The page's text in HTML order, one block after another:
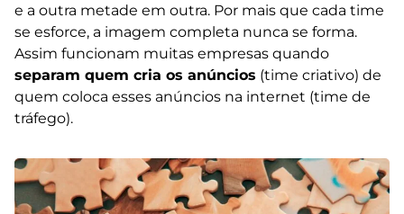
e a outra metade em outra. Por mais que cada time
se esforce, a imagem completa nunca se forma.
Assim funcionam muitas empresas quando
separam quem cria os anúncios (time criativo) de
quem coloca esses anúncios na internet (time de
tráfego).